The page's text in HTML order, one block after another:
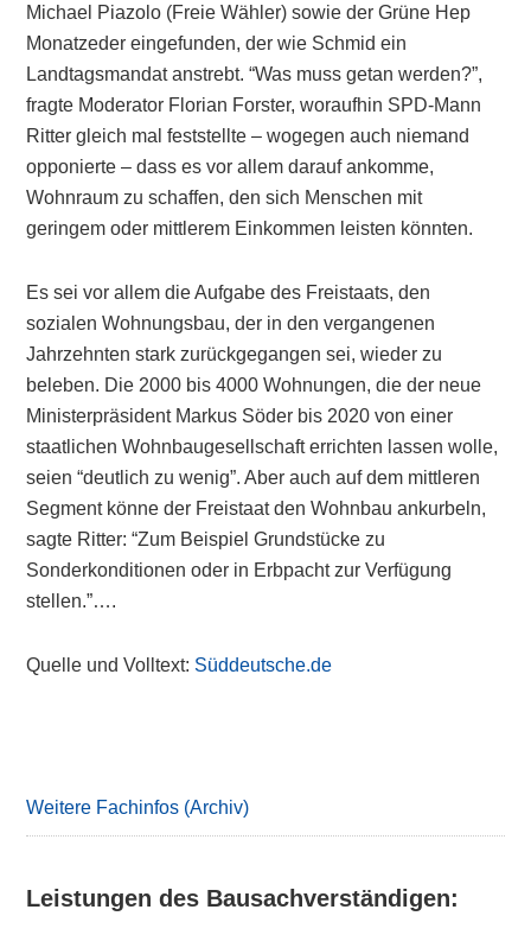
Michael Piazolo (Freie Wähler) sowie der Grüne Hep
Monatzeder eingefunden, der wie Schmid ein
Landtagsmandat anstrebt. “Was muss getan werden?”,
fragte Moderator Florian Forster, woraufhin SPD-Mann
Ritter gleich mal feststellte – wogegen auch niemand
opponierte – dass es vor allem darauf ankomme,
Wohnraum zu schaffen, den sich Menschen mit
geringem oder mittlerem Einkommen leisten könnten.
Es sei vor allem die Aufgabe des Freistaats, den
sozialen Wohnungsbau, der in den vergangenen
Jahrzehnten stark zurückgegangen sei, wieder zu
beleben. Die 2000 bis 4000 Wohnungen, die der neue
Ministerpräsident Markus Söder bis 2020 von einer
staatlichen Wohnbaugesellschaft errichten lassen wolle,
seien “deutlich zu wenig”. Aber auch auf dem mittleren
Segment könne der Freistaat den Wohnbau ankurbeln,
sagte Ritter: “Zum Beispiel Grundstücke zu
Sonderkonditionen oder in Erbpacht zur Verfügung
stellen.”….
Quelle und Volltext: Süddeutsche.de
Weitere Fachinfos (Archiv)
Leistungen des Bausachverständigen: